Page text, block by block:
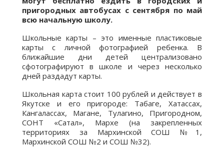
пригородных автобусах с сентября по май
всю начальную школу.
Школьные карты – это именные пластиковые
карты с личной фотографией ребенка. В
ближайшие дни детей централизовано
сфотографируют в школе и через несколько
дней раздадут карты.
Школьная карта стоит 100 рублей и действует в
Якутске и его пригороде: Табаге, Хатассах,
Кангалассах, Магане, Тулагино, Пригородном,
СОНТ «Сатал», Мархе (на закрепленных
территориях за Мархинской СОШ №1,
Мархинской СОШ №2 и СОШ №32).